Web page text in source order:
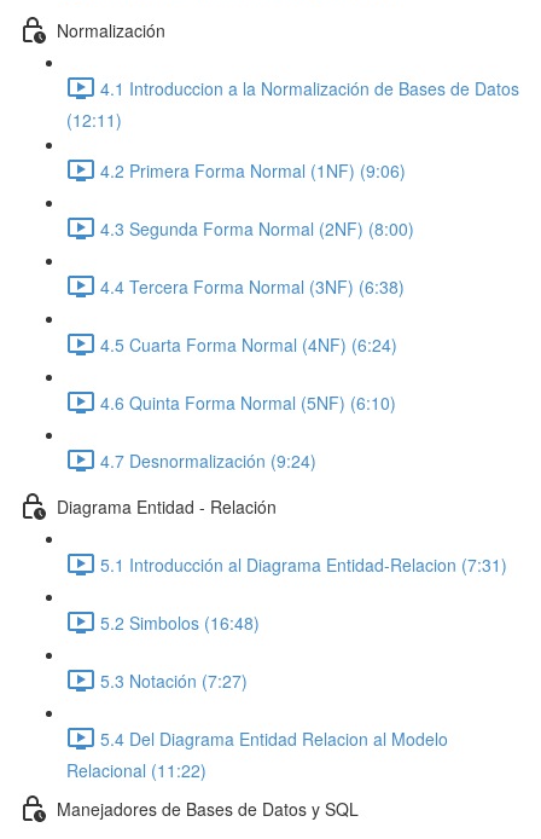
Normalización
4.1 Introduccion a la Normalización de Bases de Datos
(12:11)
4.2 Primera Forma Normal (1NF) (9:06)
4.3 Segunda Forma Normal (2NF) (8:00)
4.4 Tercera Forma Normal (3NF) (6:38)
4.5 Cuarta Forma Normal (4NF) (6:24)
4.6 Quinta Forma Normal (5NF) (6:10)
4.7 Desnormalización (9:24)
Diagrama Entidad - Relación
5.1 Introducción al Diagrama Entidad-Relacion (7:31)
5.2 Simbolos (16:48)
5.3 Notación (7:27)
5.4 Del Diagrama Entidad Relacion al Modelo
Relacional (11:22)
Manejadores de Bases de Datos y SQL